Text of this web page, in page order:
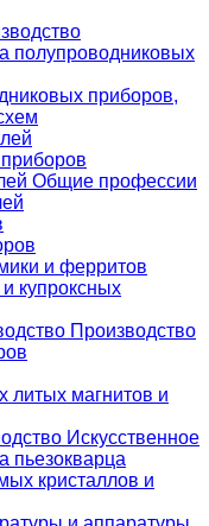
полупроводниковых
приборов,
Общие профессии
и ферритов
купроксных
Производство
литых магнитов и
Искусственное
пьезокварца
кристаллов и